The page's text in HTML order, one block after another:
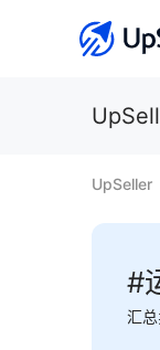
UpSeller
#
汇